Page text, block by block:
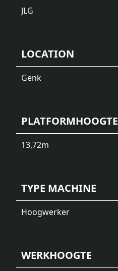
JLG
LOCATION
Genk
PLATFORMHOOGTE
13,72m
TYPE MACHINE
Hoogwerker
WERKHOOGTE